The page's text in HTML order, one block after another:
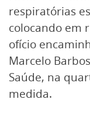
respiratórias
colocando em
ofício
Marcelo
Saúde, na
medida.